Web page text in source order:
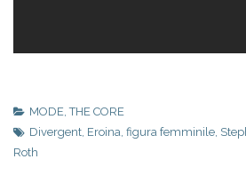
MODE,THE CORE
Divergent, Eroina, figura femminile,
Roth